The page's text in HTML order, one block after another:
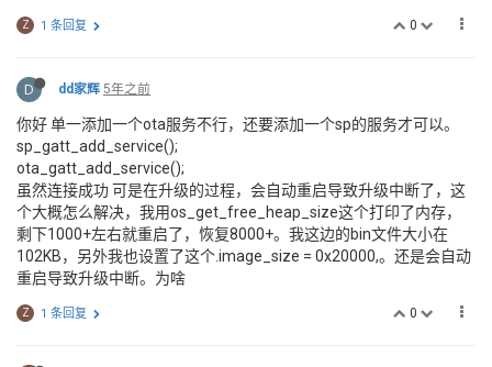
0
Z 1 条回复
D dd家辉 5年之前
你好 单一添加一个ota服务不行，还要添加一个sp的服务才可以。
sp_gatt_add_service();
ota_gatt_add_service();
虽然连接成功 可是在升级的过程，会自动重启导致升级中断了，这
个大概怎么解决，我用os_get_free_heap_size这个打印了内存，
剩下1000+左右就重启了，恢复8000+。我这边的bin文件大小在
102KB，另外我也设置了这个.image_size = 0x20000,。还是会自动
重启导致升级中断。为啥
0
Z 1 条回复